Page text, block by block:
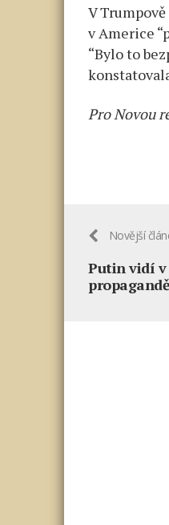
V
v Americe
“Bylo to
Pro Novou
Novější
Putin vidí v